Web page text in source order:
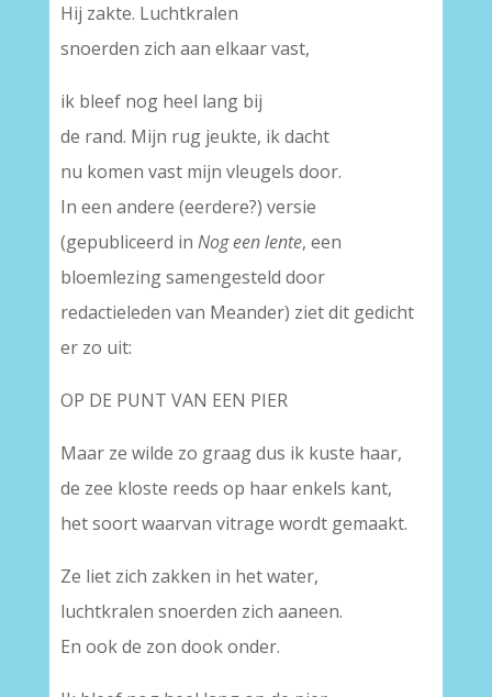
Hij zakte. Luchtkralen
snoerden zich aan elkaar vast,
ik bleef nog heel lang bij
de rand. Mijn rug jeukte, ik dacht
nu komen vast mijn vleugels door.
In een andere (eerdere?) versie
(gepubliceerd in Nog een lente, een
bloemlezing samengesteld door
redactieleden van Meander) ziet dit gedicht
er zo uit:
OP DE PUNT VAN EEN PIER
Maar ze wilde zo graag dus ik kuste haar,
de zee kloste reeds op haar enkels kant,
het soort waarvan vitrage wordt gemaakt.
Ze liet zich zakken in het water,
luchtkralen snoerden zich aaneen.
En ook de zon dook onder.